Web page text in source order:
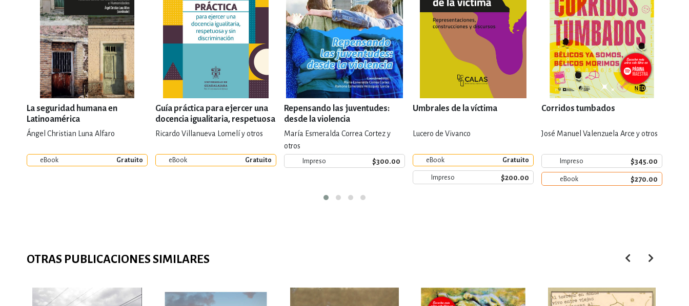
La seguridad humana en
Latinoamérica
Ángel Christian Luna Alfaro
eBook Gratuito
Guía práctica para ejercer una
docencia igualitaria, respetuosa
y sin discriminación
Ricardo Villanueva Lomelí y otros
eBook Gratuito
Repensando las juventudes:
desde la violencia
María Esmeralda Correa Cortez y
otros
Impreso $300.00
Umbrales de la víctima
Lucero de Vivanco
eBook Gratuito
Impreso $200.00
Corridos tumbados
José Manuel Valenzuela Arce y otros
Impreso $345.00
eBook $270.00
OTRAS PUBLICACIONES SIMILARES